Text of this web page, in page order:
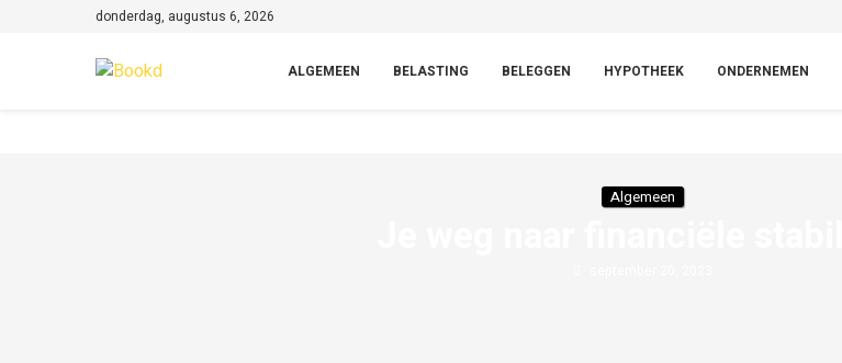
donderdag, augustus 6, 2026
ALGEMEEN BELASTING BELEGGEN HYPOTHEEK ONDERNEMEN
Algemeen